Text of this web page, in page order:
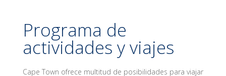
Programa de
actividades y viajes
Cape Town ofrece multitud de posibilidades para viajar